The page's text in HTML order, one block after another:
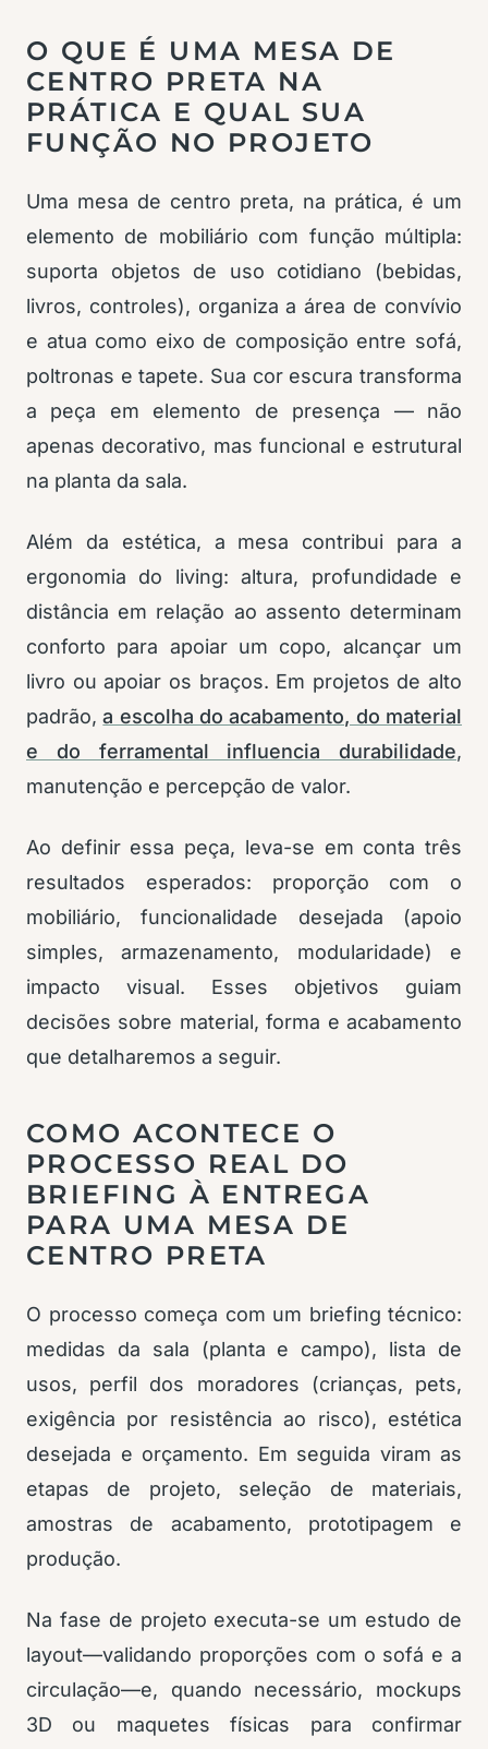
O QUE É UMA MESA DE
CENTRO PRETA NA
PRÁTICA E QUAL SUA
FUNÇÃO NO PROJETO
Uma mesa de centro preta, na prática, é um
elemento de mobiliário com função múltipla:
suporta objetos de uso cotidiano (bebidas,
livros, controles), organiza a área de convívio
e atua como eixo de composição entre sofá,
poltronas e tapete. Sua cor escura transforma
a peça em elemento de presença — não
apenas decorativo, mas funcional e estrutural
na planta da sala.
Além da estética, a mesa contribui para a
ergonomia do living: altura, profundidade e
distância em relação ao assento determinam
conforto para apoiar um copo, alcançar um
livro ou apoiar os braços. Em projetos de alto
padrão,a escolha do acabamento, do material
e do ferramental influencia durabilidade,
manutenção e percepção de valor.
Ao definir essa peça, leva-se em conta três
resultados esperados: proporção com o
mobiliário, funcionalidade desejada (apoio
simples, armazenamento, modularidade) e
impacto visual. Esses objetivos guiam
decisões sobre material, forma e acabamento
que detalharemos a seguir.
COMO ACONTECE O
PROCESSO REAL DO
BRIEFING À ENTREGA
PARA UMA MESA DE
CENTRO PRETA
O processo começa com um briefing técnico:
medidas da sala (planta e campo), lista de
usos, perfil dos moradores (crianças, pets,
exigência por resistência ao risco), estética
desejada e orçamento. Em seguida viram as
etapas de projeto, seleção de materiais,
amostras de acabamento, prototipagem e
produção.
Na fase de projeto executa-se um estudo de
layout—validando proporções com o sofá e a
circulação—e, quando necessário, mockups
3D ou maquetes físicas para confirmar